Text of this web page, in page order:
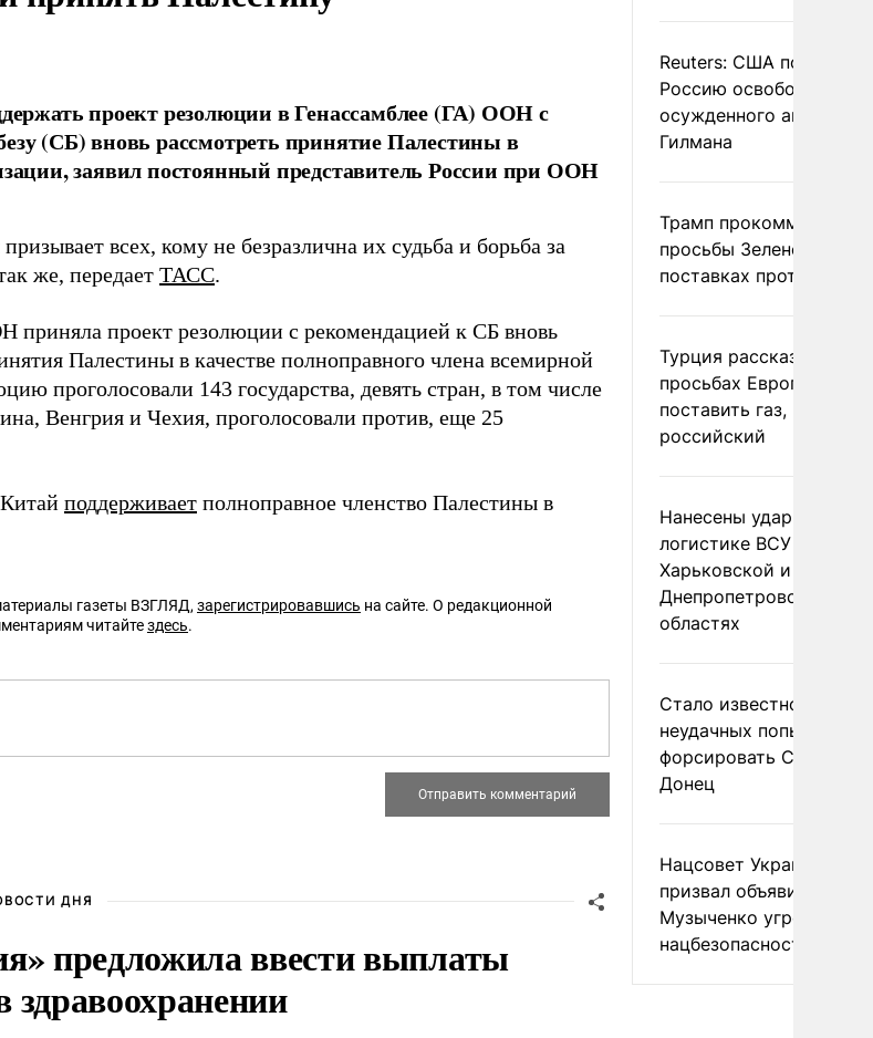
проект резолюции в Генассамблее (ГА) ООН с
(СБ) вновь рассмотреть принятие Палестины в
заявил постоянный представитель России при ООН
всех, кому не безразлична их судьба и борьба за
же, передает ТАСС.
приняла проект резолюции с рекомендацией к СБ вновь
Палестины в качестве полноправного члена всемирной
проголосовали 143 государства, девять стран, в том числе
Венгрия и Чехия, проголосовали против, еще 25
поддерживает полноправное членство Палестины в
газеты ВЗГЛЯД, зарегистрировавшись на сайте. О редакционной
читайтездесь.
ДНЯ
предложила ввести выплаты
здравоохранении
Reuters: США
Россию освободить
осужденного
Гилмана
Трамп
просьбы Зеленского о
поставках
Турция рассказала о
просьбах Европы
поставить газ, но не
российский
Нанесены удары по
логистике ВСУ в
Харьковской и
Днепропетровской
областях
Стало известно о
неудачных попытках
форсировать
Донец
Нацсовет Украины по
призвал объявить
Музыченко угрозой
нацбезопасности